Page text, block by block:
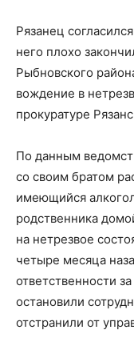
Рязанец
него плохо
Рыбновского
вождение в
прокуратуре
По данным
со своим братом
имеющийся
родственника
на нетрезвое
четыре месяца
ответственности
остановили
отстранили от